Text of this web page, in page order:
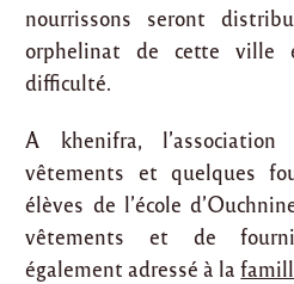
nourrissons seront
orphelinat de cette ville
difficulté.
A khenifra,
vêtements et quelques
élèves de l’école
vêtements et de
également adressé à la